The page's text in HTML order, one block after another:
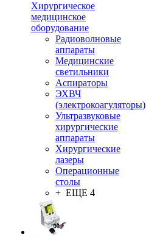
Хирургическое
медицинское
оборудование
Радиоволновые
аппараты
Медицинские
светильники
Аспираторы
ЭХВЧ
(электрокоагуляторы)
Ультразвуковые
хирургические
аппараты
Хирургические
лазеры
Операционные
столы
+ ЕЩЕ 4